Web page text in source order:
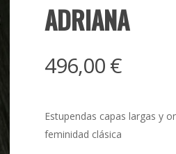
ADRIANA
496,00€
Estupendas capas largas y
feminidad clásica